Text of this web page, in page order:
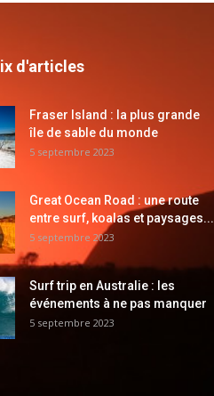
d'articles
Fraser Island : la plus grande
île de sable du monde
5 septembre 2023
Great Ocean Road : une route
entre surf, koalas et paysages...
5 septembre 2023
Surf trip en Australie : les
événements à ne pas manquer
5 septembre 2023